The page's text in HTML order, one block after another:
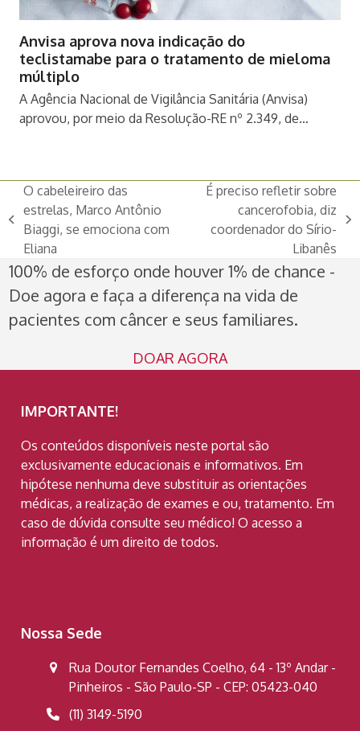
Anvisa aprova nova indicação do
teclistamabe para o tratamento de mieloma
múltiplo
A Agência Nacional de Vigilância Sanitária (Anvisa)
aprovou, por meio da Resolução-RE nº 2.349, de…
previous
post:
O cabeleireiro das
estrelas, Marco Antônio
Biaggi, se emociona com
Eliana
next
É preciso refletir sobre
cancerofobia, diz
coordenador do Sírio-
Libanês
100% de esforço onde houver 1% de chance -
Doe agora e faça a diferença na vida de
pacientes com câncer e seus familiares.
DOAR AGORA
IMPORTANTE!
Os conteúdos disponíveis neste portal são
exclusivamente educacionais e informativos. Em
hipótese nenhuma deve substituir as orientações
médicas, a realização de exames e ou, tratamento. Em
caso de dúvida consulte seu médico! O acesso a
informação é um direito de todos.
Nossa Sede
Rua Doutor Fernandes Coelho, 64 - 13º Andar -
Pinheiros - São Paulo-SP - CEP: 05423-040
(11) 3149-5190